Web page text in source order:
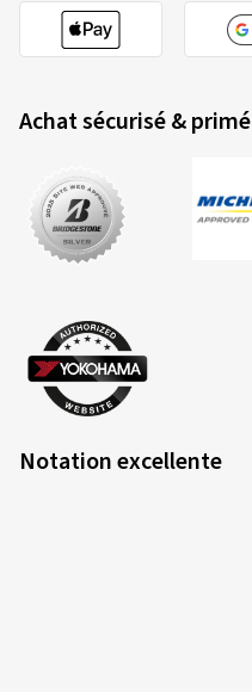
Achat sécurisé & primé
Notation excellente